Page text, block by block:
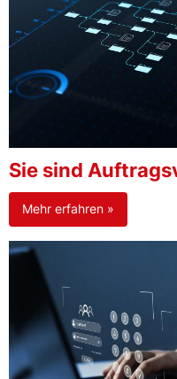
Sie sind
Mehr erfahren »